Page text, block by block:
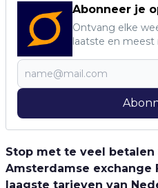
Abonneer je
Ontvang elke
laatste en meest
Stop met te veel
Amsterdamse exchange
laagste tarieven van